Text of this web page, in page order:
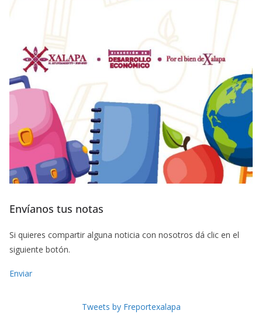
Envíanos tus notas
Si quieres compartir alguna noticia con nosotros dá clic en el
siguiente botón.
Enviar
Tweets by Freportexalapa